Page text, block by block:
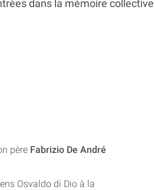
dans la mémoire collective
père Fabrizio De André
Osvaldo di Dio à la